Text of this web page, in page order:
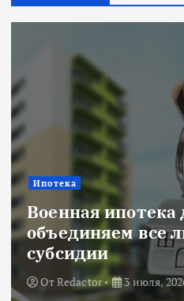
Ипотека
Военная ипотека
объединяем все
субсидии
ОтRedactor 3 июля,